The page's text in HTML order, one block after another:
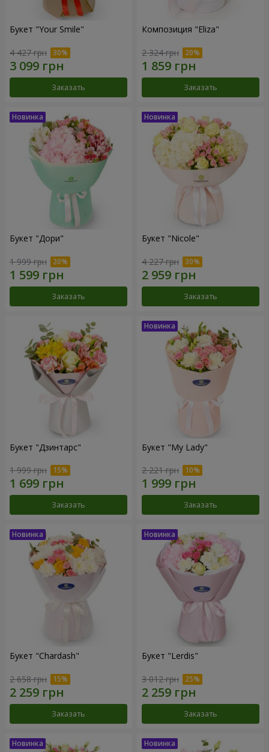
Букет "Your Smile"
4 427 грн
Заказать
Композиция "Eliza"
2 324 грн
Заказать
Букет "Дори"
1 999 грн
Заказать
Букет "Nicole"
4 227 грн
Заказать
Букет "Дзинтарс"
1 999 грн
Заказать
Букет "My Lady"
2 221 грн
Заказать
Букет "Chardash"
2 658 грн
Заказать
Букет "Lerdis"
3 012 грн
Заказать